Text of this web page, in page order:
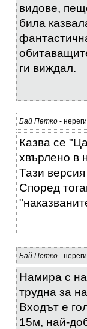
видове,
била
ги виждал.
Бай Петко -
Казва се
хвърлено в
Тази
Според
Бай Петко -
Намира с
трудна за
Входът е
15м, най-